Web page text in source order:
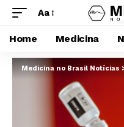
Aa
Home Medicina
Medicina no Brasil Notícias